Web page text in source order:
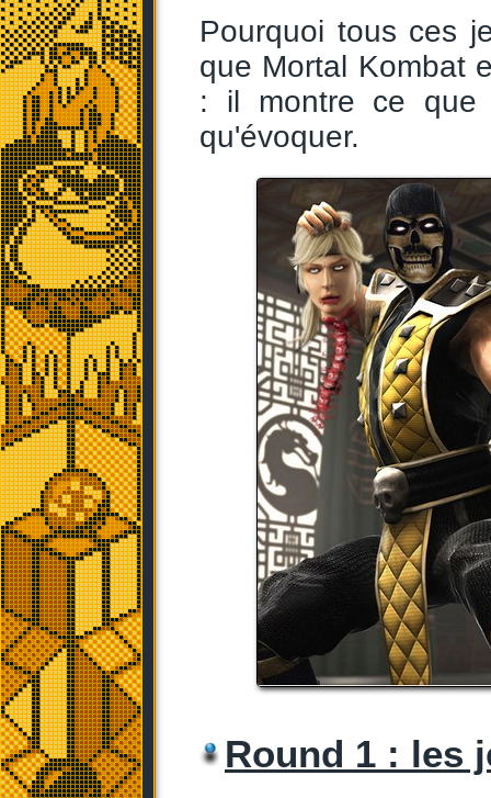
Pourquoi tous ces
que Mortal Kombat
: il montre ce que
qu'évoquer.
Round 1 : les